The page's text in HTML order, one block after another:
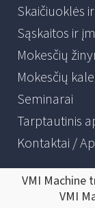
Skaičiuoklės
Sąskaitos ir
Mokesčių
Mokesčių
Seminarai
Tarptautinis
Kontaktai /
VMI Machine
VMI